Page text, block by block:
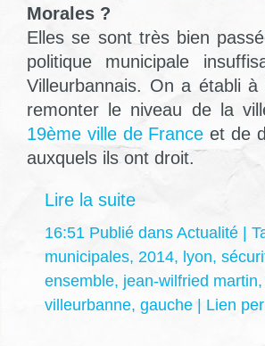
Morales ?
Elles se sont très bien
politique municipale
Villeurbannais. On a établi
remonter le niveau de la
19ème ville de France et de
auxquels ils ont droit.
Lire la suite
16:51 Publié dans Actualité |
municipales, 2014, lyon,
ensemble, jean-wilfried martin,
villeurbanne, gauche Lien